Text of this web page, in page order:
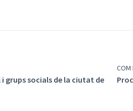
grups socials de la ciutat de
COM